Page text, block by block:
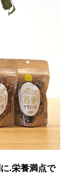
︎.栄養満点で